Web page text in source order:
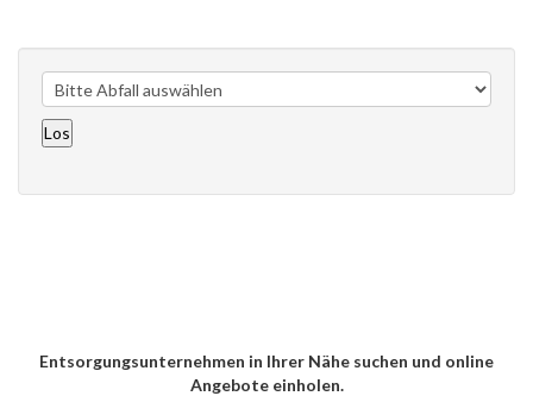
Entsorgungsunternehmen in Ihrer Nähe suchen und online
Angebote einholen.